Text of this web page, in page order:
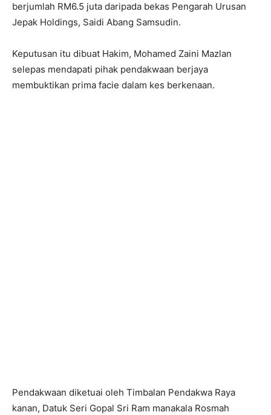
berjumlah RM6.5 juta daripada bekas Pengarah Urusan
Jepak Holdings, Saidi Abang Samsudin.
Keputusan itu dibuat Hakim, Mohamed Zaini Mazlan
selepas mendapati pihak pendakwaan berjaya
membuktikan prima facie dalam kes berkenaan.
Pendakwaan diketuai oleh Timbalan Pendakwa Raya
kanan, Datuk Seri Gopal Sri Ram manakala Rosmah